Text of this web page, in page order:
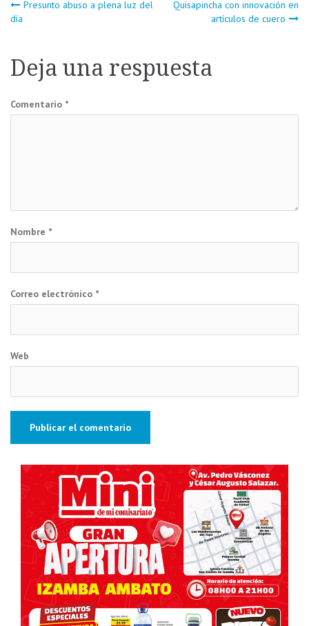
Navegación
entradas
Presunto abuso a plena luz del
día
Quisapincha con innovación en
artículos de cuero
Deja una respuesta
Comentario *
Nombre *
Correo electrónico *
Web